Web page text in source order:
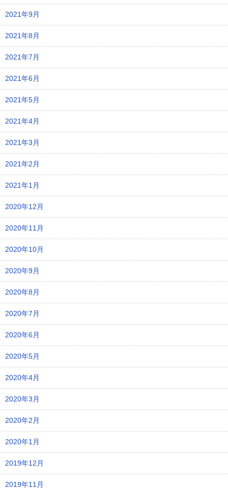
2021年9月
2021年8月
2021年7月
2021年6月
2021年5月
2021年4月
2021年3月
2021年2月
2021年1月
2020年12月
2020年11月
2020年10月
2020年9月
2020年8月
2020年7月
2020年6月
2020年5月
2020年4月
2020年3月
2020年2月
2020年1月
2019年12月
2019年11月